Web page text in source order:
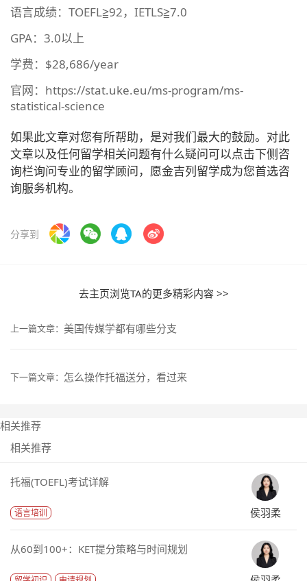
语言成绩：TOEFL≧92，IETLS≧7.0
GPA：3.0以上
学费：$28,686/year
官网：https://stat.uke.eu/ms-program/ms-
statistical-science
如果此文章对您有所帮助，是对我们最大的鼓励。对此
文章以及任何留学相关问题有什么疑问可以点击下侧咨
询栏询问专业的留学顾问，愿金吉列留学成为您首选咨
询服务机构。
分享到
去主页浏览TA的更多精彩内容 >>
上一篇文章： 美国传媒学都有哪些分支
下一篇文章： 怎么操作托福送分，看过来
相关推荐
相关推荐
托福(TOEFL)考试详解
语言培训 侯羽柔
从60到100+：KET提分策略与时间规划